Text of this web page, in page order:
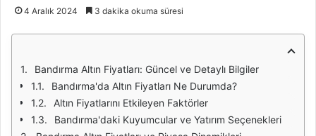
4 Aralık 2024 3 dakika okuma süresi
Bandırma Altın Fiyatları: Güncel ve Detaylı Bilgiler
Bandırma'da Altın Fiyatları Ne Durumda?
Altın Fiyatlarını Etkileyen Faktörler
Bandırma'daki Kuyumcular ve Yatırım Seçenekleri